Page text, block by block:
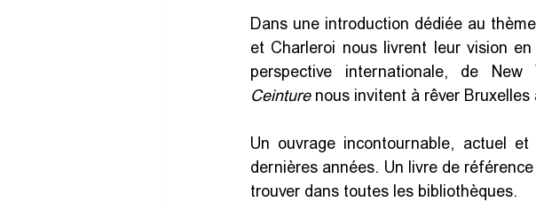
Dans une introduction dédiée au
et Charleroi nous livrent leur vision
perspective internationale, de
Ceinture nous invitent à rêver Bruxelles
Un ouvrage incontournable, actuel
dernières années. Un livre de
trouver dans toutes les bibliothèques.